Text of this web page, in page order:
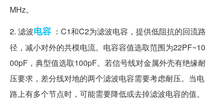
MHz。
2. 滤波电容 ：C1和C2为滤波电容，提供低阻抗的回流路
径，减小对外的共模电流。电容容值选取范围为22PF~10
00pF，典型值选取100pF。若信号线对金属外壳有绝缘耐
压要求，差分线对地的两个滤波电容需要考虑耐压。当电
路上有多个节点时，可能需要降低或去掉滤波电容的值。